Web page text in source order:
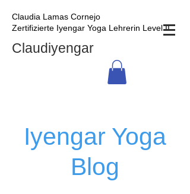
Claudia Lamas Cornejo
Zertifizierte Iyengar Yoga Lehrerin Level II
Claudiyengar
Iyengar Yoga
Blog